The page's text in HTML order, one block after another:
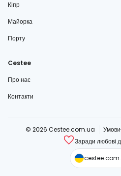
Кіпр
Майорка
Порту
Cestee
Про нас
Контакти
© 2026 Cestee.com.ua Умови
Заради любові
cestee.com
cestee.sk